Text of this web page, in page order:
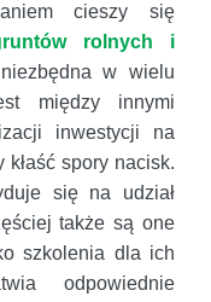
cieszy się
rolnych i
w wielu
między innymi
inwestycji na
spory nacisk.
się na udział
także są one
szkolenia dla ich
odpowiednie